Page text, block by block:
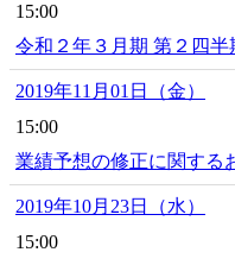
15:00
令和２年３月期 第２四半
2019年11月01日（金）
15:00
業績予想の修正に関する
2019年10月23日（水）
15:00